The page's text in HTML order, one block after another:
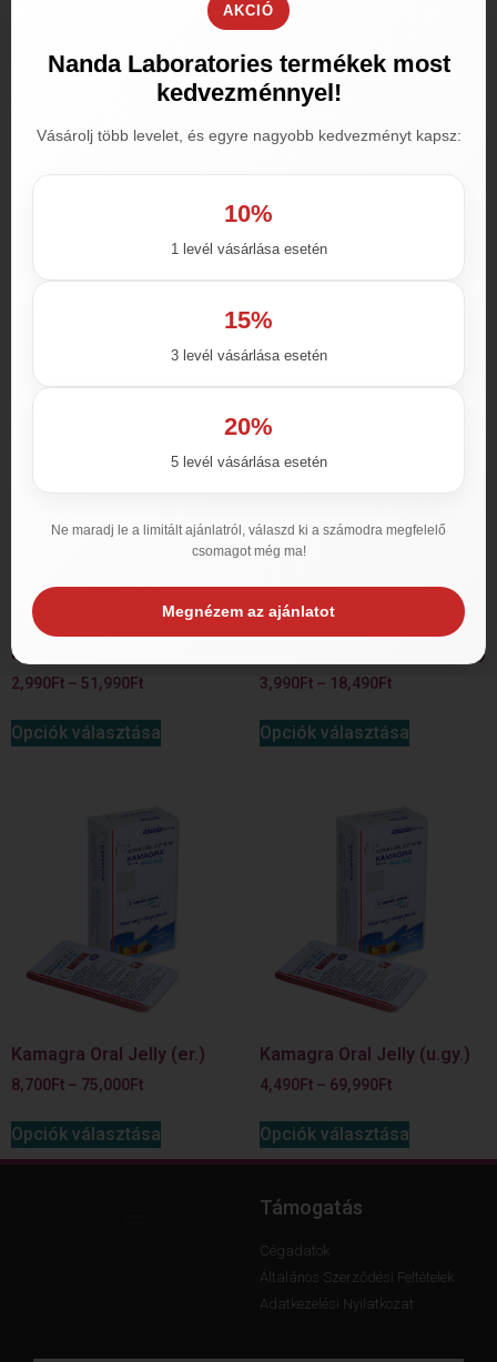
Kamagra Pezsgőtabletta
4,745Ft–37,990Ft
Kamagra Gold 100mg(er.)
5,990Ft–55,990Ft
Opciók választása
Kamagra Gold 100mg(ugy.)
2,990Ft – 51,990Ft
Opciók választása
Kamagra Rágótabletta (er.)
3,990Ft – 18,490Ft
Opciók választása
Kamagra Oral Jelly (er.)
8,700Ft – 75,000Ft
Opciók választása
Kamagra Oral Jelly (u.gy.)
4,490Ft – 69,990Ft
Opciók választása
Támogatás
Cégadatok
Általános Szerződési Feltételek
Adatkezelési Nyilatkozat
AKCIÓ
Nanda Laboratories termékek most
kedvezménnyel!
Vásárolj több levelet, és egyre nagyobb kedvezményt kapsz:
10%
1 levél vásárlása esetén
15%
3 levél vásárlása esetén
20%
5 levél vásárlása esetén
Ne maradj le a limitált ajánlatról, válaszd ki a számodra megfelelő
csomagot még ma!
Megnézem az ajánlatot